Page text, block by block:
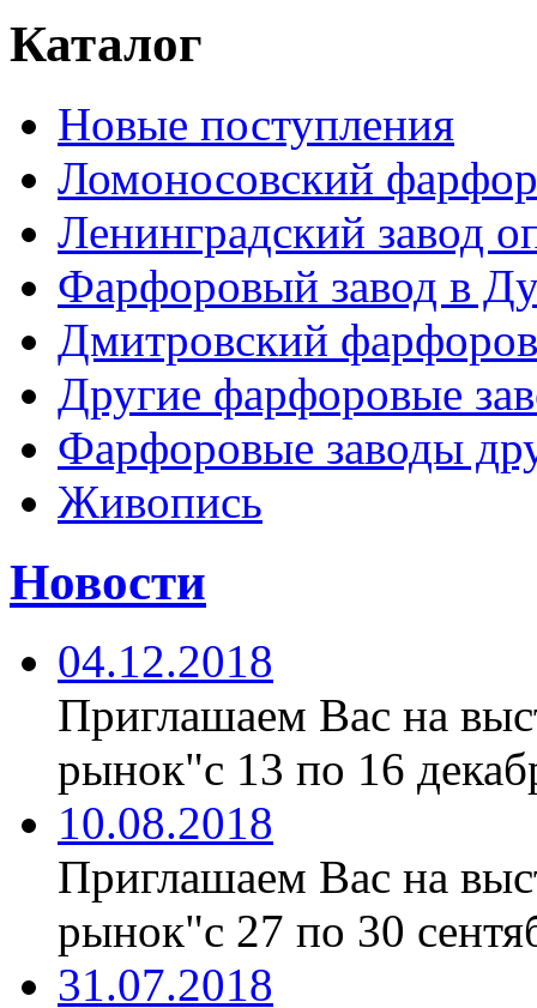
Каталог
Новые поступления
Ломоносовский
Ленинградский завод
Фарфоровый завод в
Дмитровский
Другие фарфоровые
Фарфоровые заводы
Живопись
Новости
04.12.2018
Приглашаем Вас на
рынок"с 13 по 16
10.08.2018
Приглашаем Вас на
рынок"с 27 по 30
31.07.2018